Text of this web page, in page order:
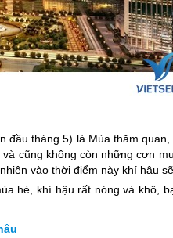
đầu tháng 5) là Mùa thăm
cũng không còn những cơn
vào thời điểm này khí hậu
hè, khí hậu rất nóng và khô,